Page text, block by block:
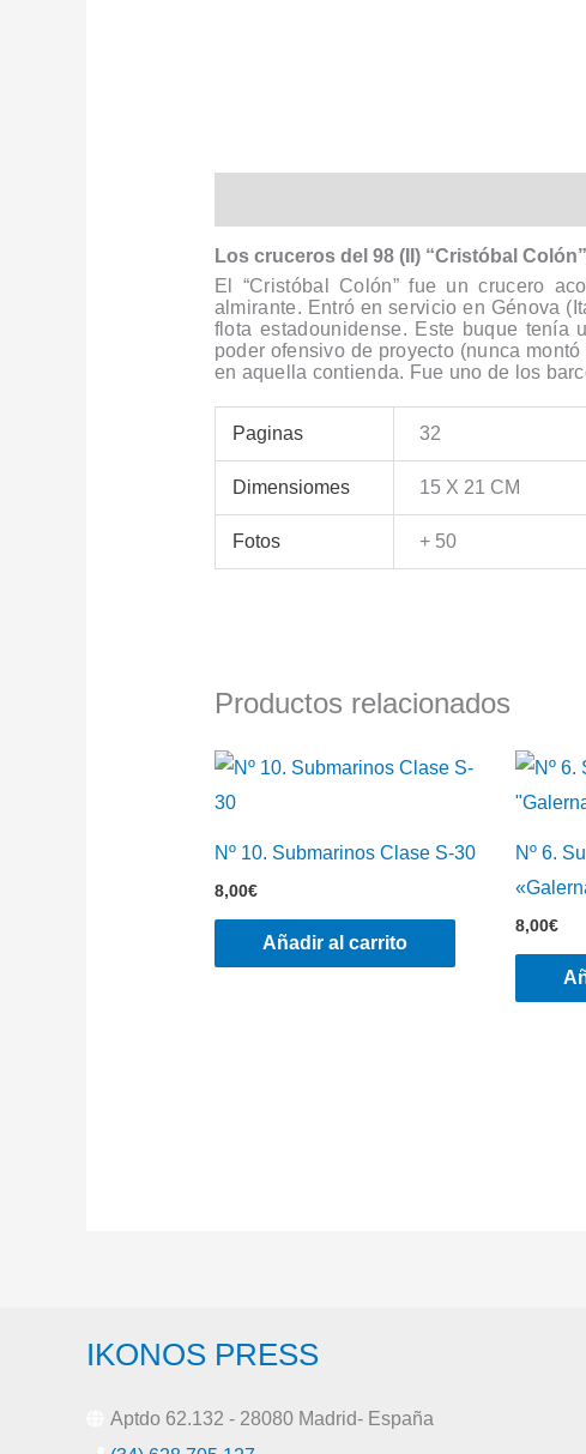
Los cruceros del 98 (II) “Cristóbal
El “Cristóbal Colón” fue un crucero
almirante. Entró en servicio en Génova
flota estadounidense. Este buque tenía
poder ofensivo de proyecto (nunca
en aquella contienda. Fue uno de los
Paginas 32
Dimensiomes 15 X 21 CM
Fotos + 50
Productos relacionados
Nº 10. Submarinos Clase S-30
8,00€
Añadir al carrito
Nº 6.
8,00€
IKONOS PRESS
Aptdo 62.132 - 28080 Madrid- España